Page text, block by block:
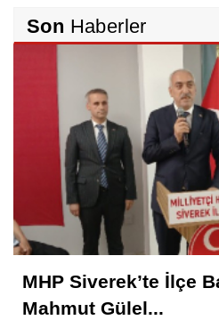
SAHİDEN
Cemil
Dersa Mentikî û
Mustafa
NİTELİK
Hasan Baydilli
Son Haberler
MHP Siverek’te İlçe
Mahmut Gülel...